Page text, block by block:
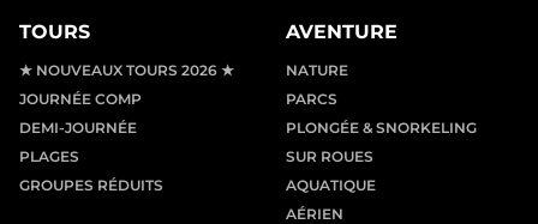
TOURS
★ NOUVEAUX TOURS 2026 ★
JOURNÉE COMP
DEMI-JOURNÉE
PLAGES
GROUPES RÉDUITS
AVENTURE
NATURE
PARCS
PLONGÉE & SNORKELING
SUR ROUES
AQUATIQUE
AÉRIEN